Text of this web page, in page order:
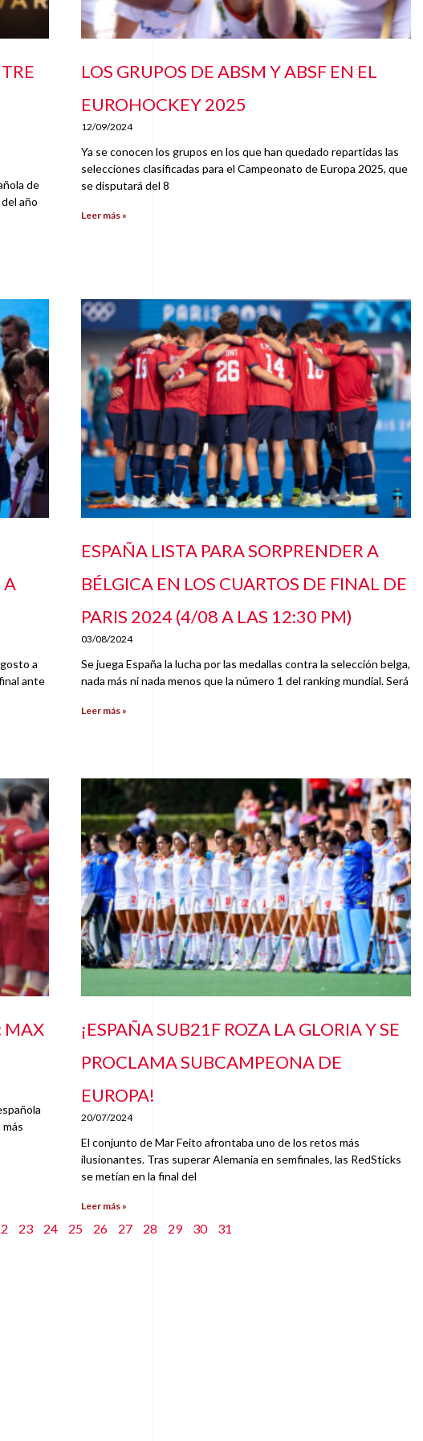
de
año
LOS GRUPOS DE ABSM Y ABSF EN EL
EUROHOCKEY 2025
12/09/2024
Ya se conocen los grupos en los que han quedado repartidas las
selecciones clasificadas para el Campeonato de Europa 2025, que
se disputará del 8
Leer más »
A
a
ante
ESPAÑA LISTA PARA SORPRENDER A
BÉLGICA EN LOS CUARTOS DE FINAL DE
PARIS 2024 (4/08 A LAS 12:30 PM)
03/08/2024
Se juega España la lucha por las medallas contra la selección belga,
nada más ni nada menos que la número 1 del ranking mundial. Será
Leer más »
MAX
¡ESPAÑA SUB21F ROZA LA GLORIA Y SE
PROCLAMA SUBCAMPEONA DE
EUROPA!
20/07/2024
El conjunto de Mar Feito afrontaba uno de los retos más
ilusionantes. Tras superar Alemania en semfinales, las RedSticks
se metían en la final del
Leer más »
23 24 25 26 27 28 29 30 31